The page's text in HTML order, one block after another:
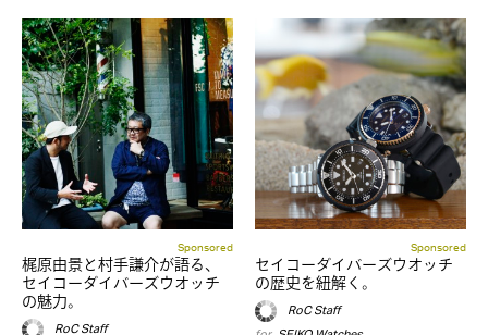
Sponsored
梶原由景と村手謙介が語る、
セイコーダイバーズウオッチ
の魅力。
RoC Staff
Sponsored
セイコーダイバーズウオッチ
の歴史を紐解く。
RoC Staff